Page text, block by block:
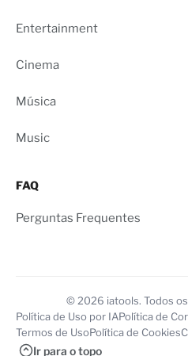
Entertainment
Cinema
Música
Music
FAQ
Perguntas Frequentes
© 2026 iatools. Todos
Política de Uso por IAPolítica de
Termos de UsoPolítica de Cookies
Ir para o topo